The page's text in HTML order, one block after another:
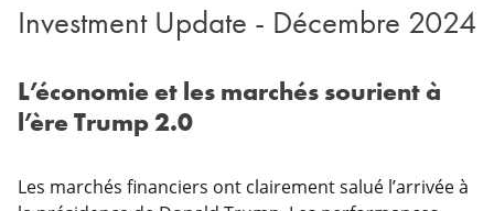
Investment Update - Décembre 2024
L’économie et les marchés sourient à
l’ère Trump 2.0
Les marchés financiers ont clairement salué l’arrivée à